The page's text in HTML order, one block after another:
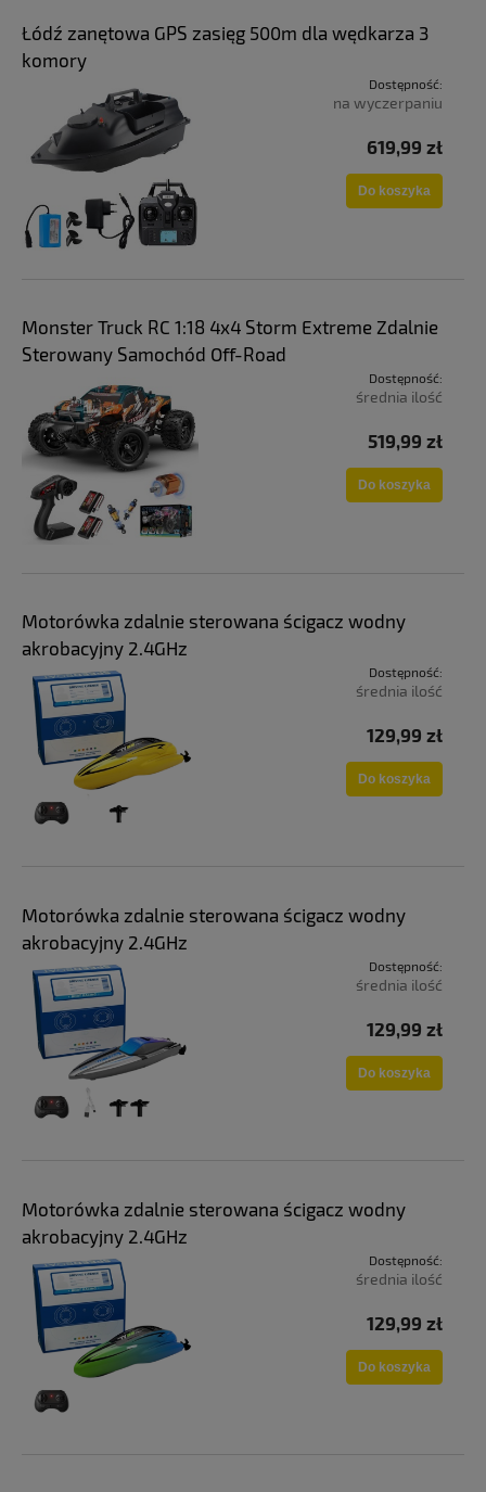
Łódź zanętowa GPS zasięg 500m dla wędkarza 3
komory
Dostępność:
na wyczerpaniu
619,99 zł
Do koszyka
Monster Truck RC 1:18 4x4 Storm Extreme Zdalnie
Sterowany Samochód Off-Road
Dostępność:
średnia ilość
519,99 zł
Do koszyka
Motorówka zdalnie sterowana ścigacz wodny
akrobacyjny 2.4GHz
Dostępność:
średnia ilość
129,99 zł
Do koszyka
Motorówka zdalnie sterowana ścigacz wodny
akrobacyjny 2.4GHz
Dostępność:
średnia ilość
129,99 zł
Do koszyka
Motorówka zdalnie sterowana ścigacz wodny
akrobacyjny 2.4GHz
Dostępność:
średnia ilość
129,99 zł
Do koszyka